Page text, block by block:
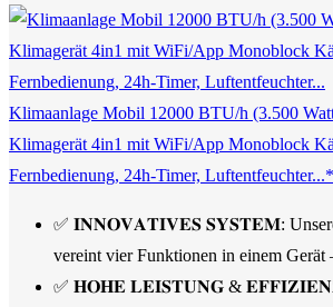
Klimaanlage Mobil 12000 BTU/h (3.500
Klimagerät 4in1 mit WiFi/App Monoblock
Fernbedienung, 24h-Timer, Luftentfeuchter...*
✅ 𝐈𝐍𝐍𝐎𝐕𝐀𝐓𝐈𝐕𝐄𝐒 𝐒𝐘𝐒𝐓𝐄𝐌: Unsere
vereint vier Funktionen in einem Gerät
✅ 𝐇𝐎𝐇𝐄 𝐋𝐄𝐈𝐒𝐓𝐔𝐍𝐆 &